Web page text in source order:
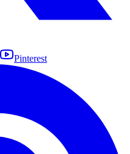
Pinterest